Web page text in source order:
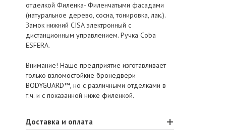
отделкой Филенка- Филенчатыми фасадами
(натуральное дерево, сосна, тонировка, лак.).
Замок нижний CISA электронный с
дистанционным управлением. Ручка Coba
ESFERA.
Внимание! Наше предприятие изготавливает
только взломостойкие бронедвери
BODYGUARD™, но с различными отделками в
т.ч. и с показанной ниже филенкой.
Доставка и оплата